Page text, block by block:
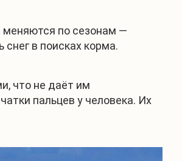
меняются по сезонам —
в поисках корма.
что не даёт им
пальцев у человека. Их